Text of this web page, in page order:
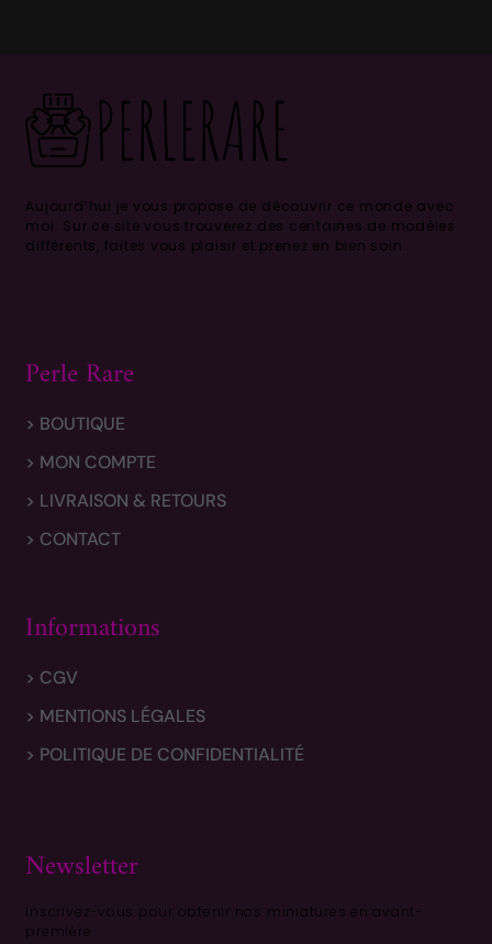
Aujourd’hui je vous propose de découvrir ce monde avec
moi. Sur ce site vous trouverez des centaines de modèles
différents, faites vous plaisir et prenez en bien soin .
Perle Rare
> BOUTIQUE
> MON COMPTE
> LIVRAISON & RETOURS
> CONTACT
Informations
> CGV
> MENTIONS LÉGALES
> POLITIQUE DE CONFIDENTIALITÉ
Newsletter
Inscrivez-vous pour obtenir nos miniatures en avant-
première